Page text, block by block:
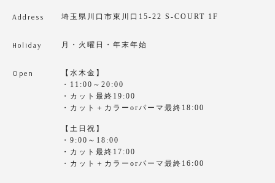
Address 埼玉県川口市東川口15-22 S-COURT 1F
Holiday 月・火曜日・年末年始
Open
【水木金】
・11:00～20:00
・カット最終19:00
・カット＋カラーorパーマ最終18:00
【土日祝】
・9:00～18:00
・カット最終17:00
・カット＋カラーorパーマ最終16:00